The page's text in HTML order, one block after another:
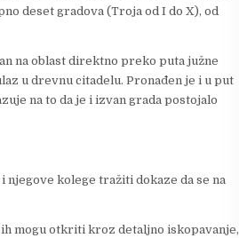
deset gradova (Troja od I do X), od
na oblast direktno preko puta južne
u drevnu citadelu. Pronađen je i u put
na to da je i izvan grada postojalo
njegove kolege tražiti dokaze da se na
mogu otkriti kroz detaljno iskopavanje,